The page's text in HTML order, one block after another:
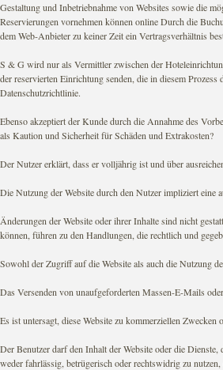
Gestaltung und Inbetriebnahme von Websites sowie die
Reservierungen vornehmen können online Durch die
dem Web-Anbieter zu keiner Zeit ein Vertragsverhältnis
S & G wird nur als Vermittler zwischen der
der reservierten Einrichtung senden, die in diesem
Datenschutzrichtlinie.
Ebenso akzeptiert der Kunde durch die Annahme des
als Kaution und Sicherheit für Schäden und Extrakosten?
Der Nutzer erklärt, dass er volljährig ist und über
Die Nutzung der Website durch den Nutzer impliziert eine
Änderungen der Website oder ihrer Inhalte sind nicht
können, führen zu den Handlungen, die rechtlich und
Sowohl der Zugriff auf die Website als auch die Nutzung
Das Versenden von unaufgeforderten Massen-E-Mails
Es ist untersagt, diese Website zu kommerziellen Zwecken
Der Benutzer darf den Inhalt der Website oder die
weder fahrlässig, betrügerisch oder rechtswidrig zu